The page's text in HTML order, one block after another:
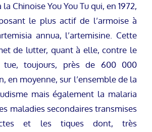
Chinoise You You Tu qui, en 1972,
le plus actif de l’armoise à
annua, l’artemisine. Cette
de lutter, quant à elle, contre le
tue, toujours, près de 600 000
en moyenne, sur l’ensemble de la
mais également la malaria
maladies secondaires transmises
et les tiques dont, très